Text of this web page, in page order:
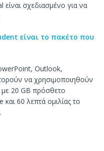
σχεδιασμένο για να
είναι το πακέτο που
Outlook,
να χρησιμοποιηθούν
20 GB πρόσθετο
60 λεπτά ομιλίας το